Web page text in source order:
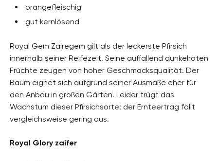
orangefleischig
gut kernlösend
Royal Gem Zairegem gilt als der leckerste Pfirsich
innerhalb seiner Reifezeit. Seine auffallend dunkelroten
Früchte zeugen von hoher Geschmacksqualität. Der
Baum eignet sich aufgrund seiner Ausmaße eher für
den Anbau in großen Gärten. Leider trügt das
Wachstum dieser Pfirsichsorte: der Ernteertrag fällt
vergleichsweise gering aus.
Royal Glory zaifer